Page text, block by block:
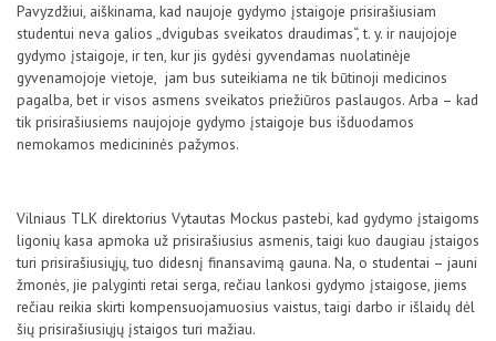
Pavyzdžiui, aiškinama, kad naujoje gydymo įstaigoje prisirašiusiam
studentui neva galios „dvigubas sveikatos draudimas“, t. y. ir naujojoje
gydymo įstaigoje, ir ten, kur jis gydėsi gyvendamas nuolatinėje
gyvenamojoje vietoje, jam bus suteikiama ne tik būtinoji medicinos
pagalba, bet ir visos asmens sveikatos priežiūros paslaugos. Arba – kad
tik prisirašiusiems naujojoje gydymo įstaigoje bus išduodamos
nemokamos medicininės pažymos.
Vilniaus TLK direktorius Vytautas Mockus pastebi, kad gydymo įstaigoms
ligonių kasa apmoka už prisirašiusius asmenis, taigi kuo daugiau įstaigos
turi prisirašiusiųjų, tuo didesnį finansavimą gauna. Na, o studentai – jauni
žmonės, jie palyginti retai serga, rečiau lankosi gydymo įstaigose, jiems
rečiau reikia skirti kompensuojamuosius vaistus, taigi darbo ir išlaidų dėl
šių prisirašiusiųjų įstaigos turi mažiau.